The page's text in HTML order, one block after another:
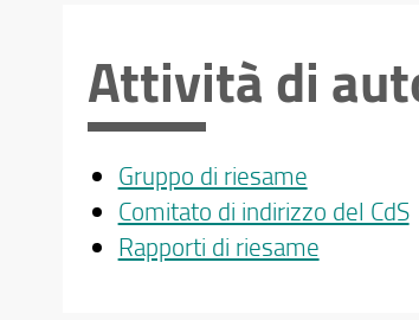
Attività di
Gruppo di riesame
Comitato di indirizzo del CdS
Rapporti di riesame